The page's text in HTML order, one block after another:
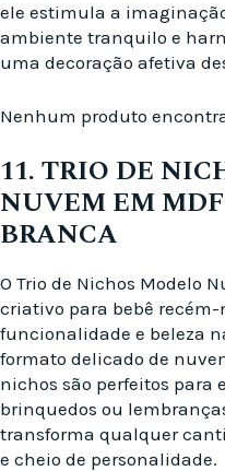
ele estimula a
ambiente tranquilo e
uma decoração afetiva
Nenhum produto
11. TRIO DE
NUVEM EM
BRANCA
O Trio de Nichos Modelo
criativo para bebê
funcionalidade e beleza
formato delicado de
nichos são perfeitos para
brinquedos ou
transforma qualquer
e cheio de personalidade.